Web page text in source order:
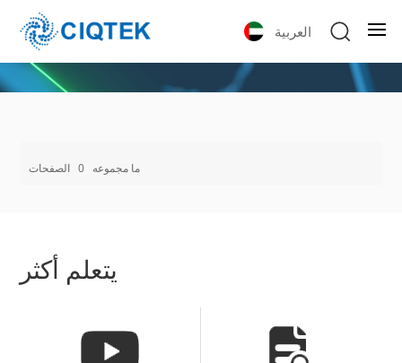
العربية
ما مجموعه 0 الصفحات
يتعلم أكثر